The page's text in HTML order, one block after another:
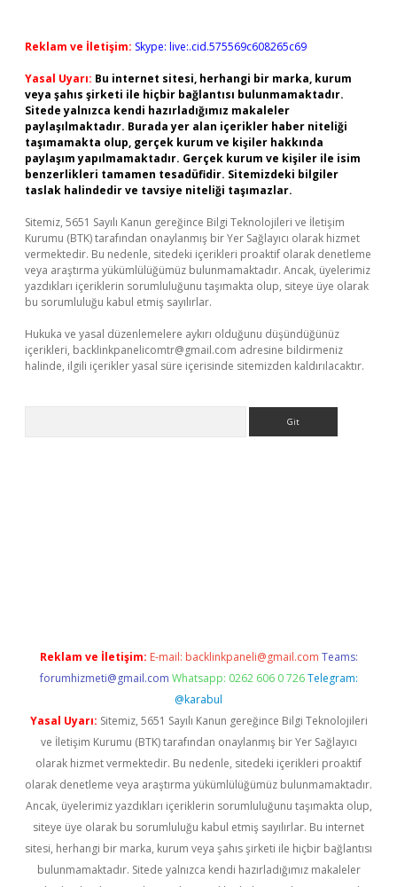
Reklam ve İletişim: Skype: live:.cid.575569c608265c69
Yasal Uyarı: Bu internet sitesi, herhangi bir marka, kurum
veya şahıs şirketi ile hiçbir bağlantısı bulunmamaktadır.
Sitede yalnızca kendi hazırladığımız makaleler
paylaşılmaktadır. Burada yer alan içerikler haber niteliği
taşımamakta olup, gerçek kurum ve kişiler hakkında
paylaşım yapılmamaktadır. Gerçek kurum ve kişiler ile isim
benzerlikleri tamamen tesadüfidir. Sitemizdeki bilgiler
taslak halindedir ve tavsiye niteliği taşımazlar.
Sitemiz, 5651 Sayılı Kanun gereğince Bilgi Teknolojileri ve İletişim
Kurumu (BTK) tarafından onaylanmış bir Yer Sağlayıcı olarak hizmet
vermektedir. Bu nedenle, sitedeki içerikleri proaktif olarak denetleme
veya araştırma yükümlülüğümüz bulunmamaktadır. Ancak, üyelerimiz
yazdıkları içeriklerin sorumluluğunu taşımakta olup, siteye üye olarak
bu sorumluluğu kabul etmiş sayılırlar.
Hukuka ve yasal düzenlemelere aykırı olduğunu düşündüğünüz
içerikleri, backlinkpanelicomtr@gmail.com adresine bildirmeniz
halinde, ilgili içerikler yasal süre içerisinde sitemizden kaldırılacaktır.
Reklam ve İletişim: E-mail: backlinkpaneli@gmail.com Teams:
forumhizmeti@gmail.com Whatsapp: 0262 606 0 726 Telegram:
@karabul
Yasal Uyarı: Sitemiz, 5651 Sayılı Kanun gereğince Bilgi Teknolojileri
ve İletişim Kurumu (BTK) tarafından onaylanmış bir Yer Sağlayıcı
olarak hizmet vermektedir. Bu nedenle, sitedeki içerikleri proaktif
olarak denetleme veya araştırma yükümlülüğümüz bulunmamaktadır.
Ancak, üyelerimiz yazdıkları içeriklerin sorumluluğunu taşımakta olup,
siteye üye olarak bu sorumluluğu kabul etmiş sayılırlar. Bu internet
sitesi, herhangi bir marka, kurum veya şahıs şirketi ile hiçbir bağlantısı
bulunmamaktadır. Sitede yalnızca kendi hazırladığımız makaleler